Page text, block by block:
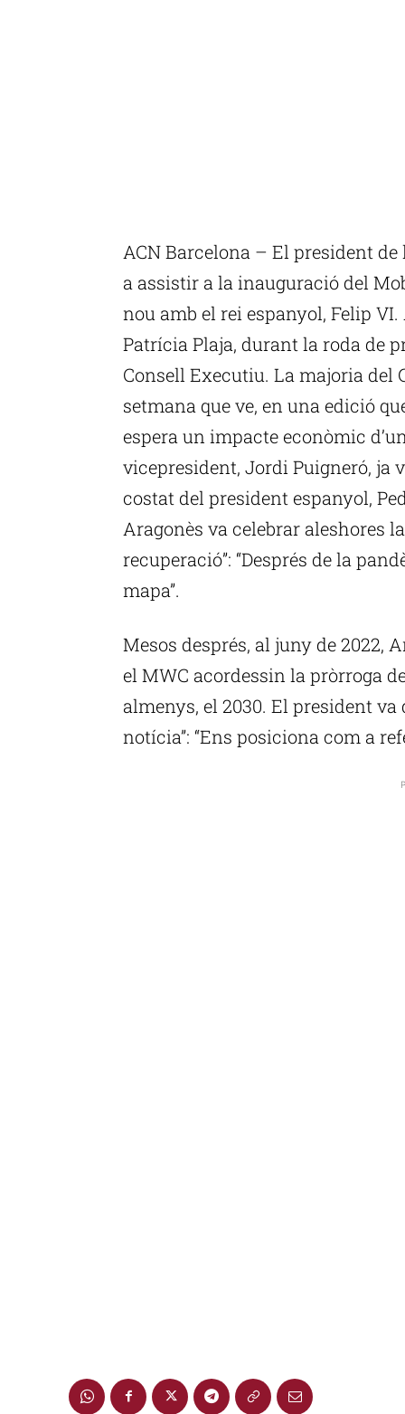
ACN Barcelona – El president
a assistir a la inauguració del
nou amb el rei espanyol, Felip
Patrícia Plaja, durant la roda de
Consell Executiu. La majoria del
setmana que ve, en una edició
espera un impacte econòmic
vicepresident, Jordi Puigneró, ja
costat del president espanyol,
Aragonès va celebrar aleshores
recuperació”: “Després de la
mapa”.
Mesos després, al juny de 2022,
el MWC acordessin la pròrroga
almenys, el 2030. El president va
notícia”: “Ens posiciona com a